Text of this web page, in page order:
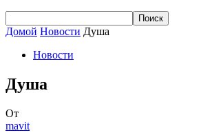
Домой Новости Душа
Новости
Душа
От
mavit